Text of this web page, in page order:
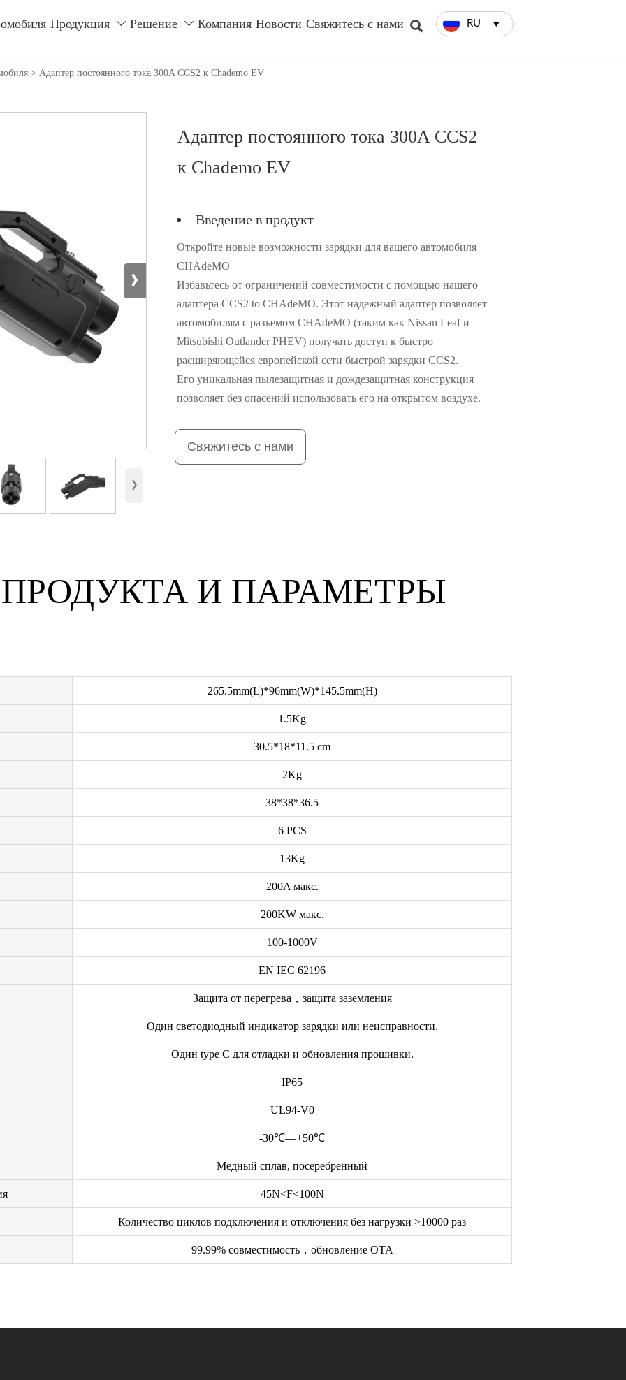
Продукция  Решение  Компания Новости Свяжитесь с нами  RU 
> Адаптер постоянного тока 300A CCS2 к Chademo EV
›
›
Адаптер постоянного тока 300A CCS2
к Chademo EV
Введение в продукт
Откройте новые возможности зарядки для вашего автомобиля
CHAdeMO
Избавьтесь от ограничений совместимости с помощью нашего
адаптера CCS2 to CHAdeMO. Этот надежный адаптер позволяет
автомобилям с разъемом CHAdeMO (таким как Nissan Leaf и
Mitsubishi Outlander PHEV) получать доступ к быстро
расширяющейся европейской сети быстрой зарядки CCS2.
Его уникальная пылезащитная и дождезащитная конструкция
позволяет без опасений использовать его на открытом воздухе.
Свяжитесь с нами
И ПАРАМЕТРЫ
265.5mm(L)*96mm(W)*145.5mm(H)
1.5Kg
30.5*18*11.5 cm
2Kg
38*38*36.5
6 PCS
13Kg
200A макс.
200KW макс.
100-1000V
EN IEC 62196
Защита от перегрева，защита заземления
Один светодиодный индикатор зарядки или неисправности.
Один type C для отладки и обновления прошивки.
IP65
UL94-V0
-30℃—+50℃
Медный сплав, посеребренный
45N<F<100N
Количество циклов подключения и отключения без нагрузки >10000 раз
99.99% совместимость，обновление OTA